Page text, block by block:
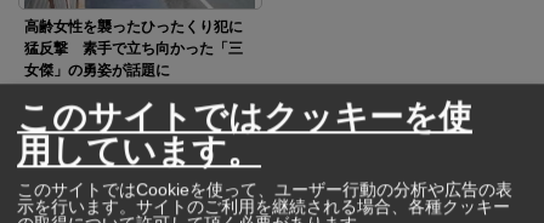
高齢女性を襲ったひったくり犯に
猛反撃 素手で立ち向かった「三
女傑」の勇姿が話題に
SNSで毎日ニュースを配信中！
このサイトではクッキーを使
用しています。
このサイトではCookieを使って、ユーザー行動の分析や広告の表
示を行います。サイトのご利用を継続される場合、各種クッキー